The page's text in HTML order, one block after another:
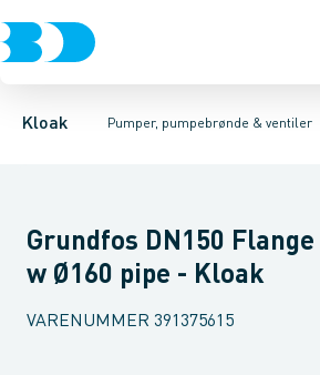
Kloak Pumper, pumpebrønde & ventiler
Rør & fittingsBrøndeBrøndgods
Pumpebrønde til gråt spildevand
KælderpumperEntreprenør pumper
Grundfos DN150 Flange
w Ø160 pipe - Kloak
VARENUMMER 391375615